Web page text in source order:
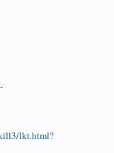
lkt.html?